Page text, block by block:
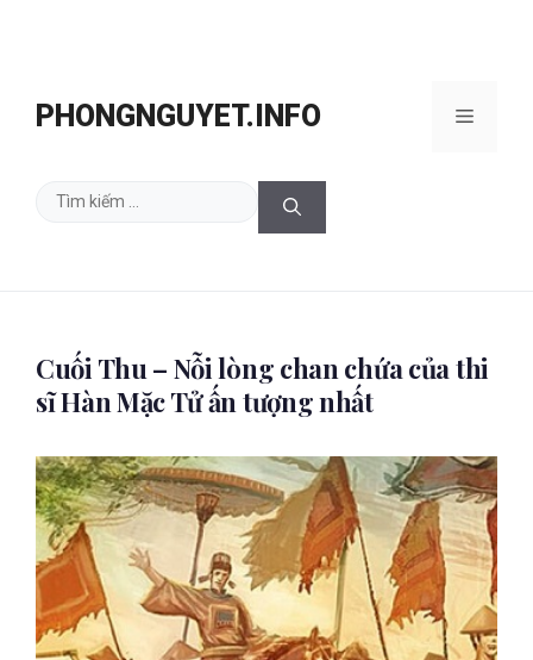
PHONGNGUYET.INFO Menu
Tìm
Cuối Thu – Nỗi lòng chan chứa của thi
sĩ Hàn Mặc Tử ấn tượng nhất